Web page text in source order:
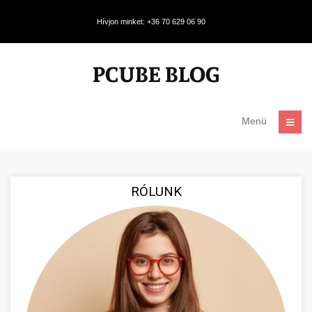
Hívjon minket: +36 70 629 06 90
Menü
RÓLUNK